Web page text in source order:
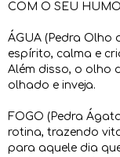
COM O SEU
ÁGUA (Pedra Olho
espírito, calma e
Além disso, o olho
olhado e inveja.
FOGO (Pedra
rotina, trazendo
para aquele dia